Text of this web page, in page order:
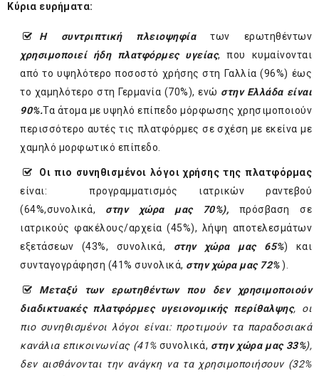
Κύρια ευρήματα:
Η συντριπτική πλειοψηφίατων ερωτηθέντων
χρησιμοποιεί ήδη πλατφόρμες υγείας, που κυμαίνονται
από το υψηλότερο ποσοστό χρήσης στη Γαλλία (96%) έως
το χαμηλότερο στη Γερμανία (70%), ενώ στην Ελλάδα είναι
90%.Τα άτομα με υψηλό επίπεδο μόρφωσης χρησιμοποιούν
περισσότερο αυτές τις πλατφόρμες σε σχέση με εκείνα με
χαμηλό μορφωτικό επίπεδο.
Οι πιο συνηθισμένοι λόγοι χρήσης της πλατφόρμας
είναι: προγραμματισμός ιατρικών ραντεβού
(64%,συνολικά, στην χώρα μας 70%), πρόσβαση σε
ιατρικούς φακέλους/αρχεία (45%), λήψη αποτελεσμάτων
εξετάσεων (43%, συνολικά, στην χώρα μας 65%) και
συνταγογράφηση (41% συνολικά, στην χώρα μας 72%).
Μεταξύ των ερωτηθέντων που δεν χρησιμοποιούν
διαδικτυακές πλατφόρμες υγειονομικής περίθαλψης, οι
πιο συνηθισμένοι λόγοι είναι: προτιμούν τα παραδοσιακά
κανάλια επικοινωνίας (41% συνολικά, στην χώρα μας 33%),
δεν αισθάνονται την ανάγκη να τα χρησιμοποιήσουν (32%